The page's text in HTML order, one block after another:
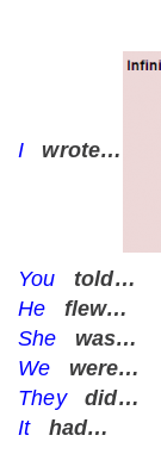
I wrote…
You
told…
He
flew…
She
was…
We
were…
They
did…
It
had…